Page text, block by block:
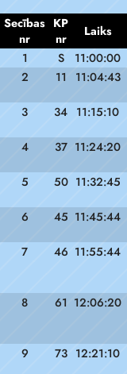
Secības
nr
KP
nr
Laiks
1
S
11:00:00
2
11 11:04:43
3 34 11:15:10
4 37 11:24:20
5 50 11:32:45
6 45 11:45:44
7 46 11:55:44
8 61 12:06:20
9 73 12:21:10